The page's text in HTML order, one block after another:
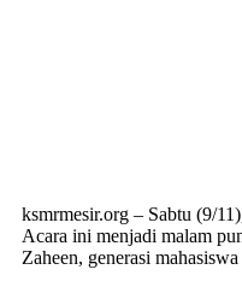
ksmrmesir.org – Sabtu (9/
Acara ini menjadi malam
Zaheen, generasi